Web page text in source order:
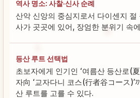
역사 명소: 사찰·신사 순례
산악 신앙의 중심지로서 다이센지 절
사가 곳곳에 있어, 장엄한 분위기 속
등산 루트 선택법
초보자에게 인기인 ‘여름산 등산로(
자向 ‘교자다니 코스(行者谷コース)’
산 루트를 고를 수 있다.